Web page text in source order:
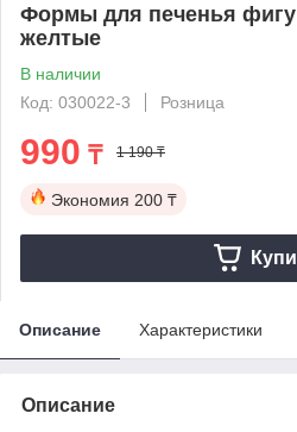
Формы для печенья
желтые
В наличии
Код: 030022-3
Розница
990 ₸ 1 190 ₸
Экономия 200 ₸
Описание Характеристики
Описание